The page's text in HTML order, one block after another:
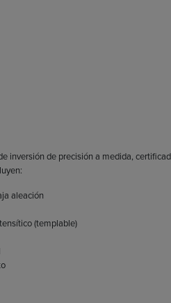
inversión de precisión a medida,
aleación
(templable)